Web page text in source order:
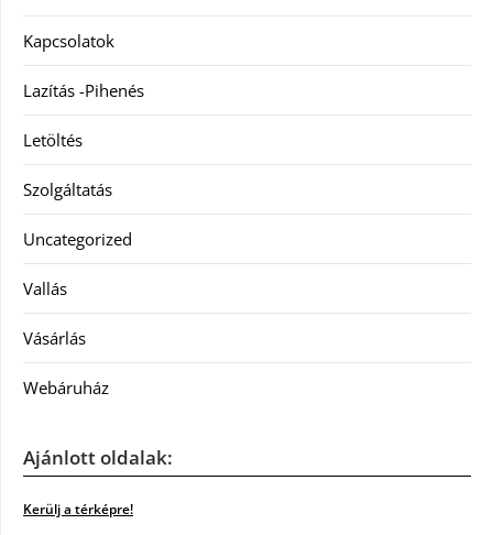
Kapcsolatok
Lazítás -Pihenés
Letöltés
Szolgáltatás
Uncategorized
Vallás
Vásárlás
Webáruház
Ajánlott oldalak:
Kerülj a térképre!